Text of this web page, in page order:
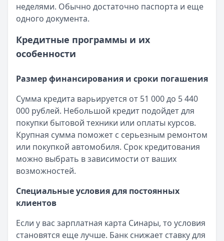
неделями. Обычно достаточно паспорта и еще
одного документа.
Кредитные программы и их
особенности
Размер финансирования и сроки погашения
Сумма кредита варьируется от 51 000 до 5 440
000 рублей. Небольшой кредит подойдет для
покупки бытовой техники или оплаты курсов.
Крупная сумма поможет с серьезным ремонтом
или покупкой автомобиля. Срок кредитования
можно выбрать в зависимости от ваших
возможностей.
Специальные условия для постоянных
клиентов
Если у вас зарплатная карта Синары, то условия
становятся еще лучше. Банк снижает ставку для